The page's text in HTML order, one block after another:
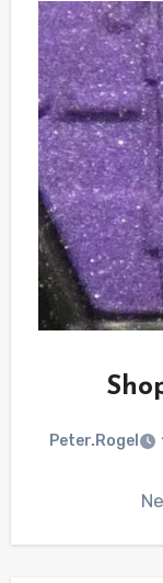
Peter.Rogel